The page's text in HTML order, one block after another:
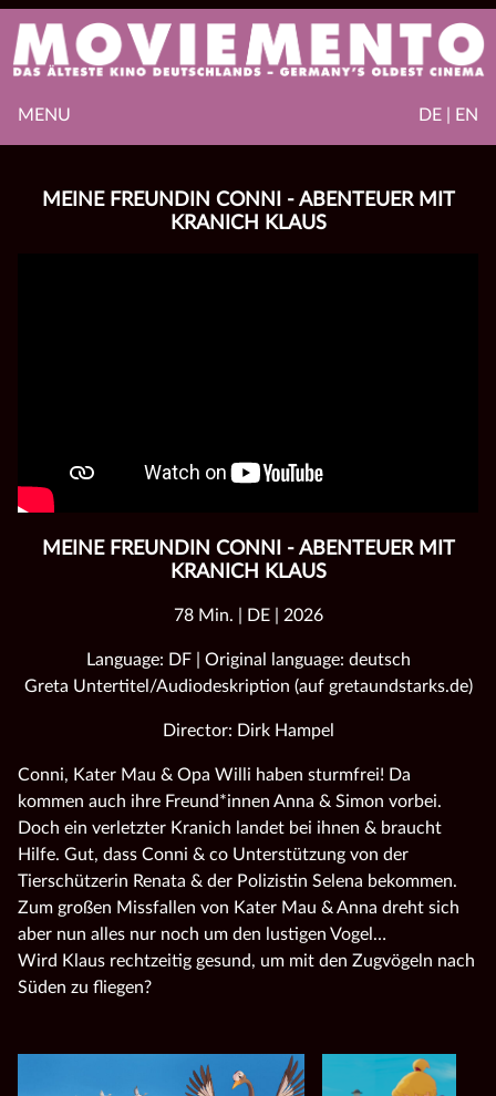
DE | EN
MENU
MEINE FREUNDIN CONNI - ABENTEUER MIT
KRANICH KLAUS
MEINE FREUNDIN CONNI - ABENTEUER MIT
KRANICH KLAUS
78 Min. | DE | 2026
Language: DF | Original language: deutsch
Greta Untertitel/Audiodeskription (auf gretaundstarks.de)
Director: Dirk Hampel
Conni, Kater Mau & Opa Willi haben sturmfrei! Da
kommen auch ihre Freund*innen Anna & Simon vorbei.
Doch ein verletzter Kranich landet bei ihnen & braucht
Hilfe. Gut, dass Conni & co Unterstützung von der
Tierschützerin Renata & der Polizistin Selena bekommen.
Zum großen Missfallen von Kater Mau & Anna dreht sich
aber nun alles nur noch um den lustigen Vogel…
Wird Klaus rechtzeitig gesund, um mit den Zugvögeln nach
Süden zu fliegen?